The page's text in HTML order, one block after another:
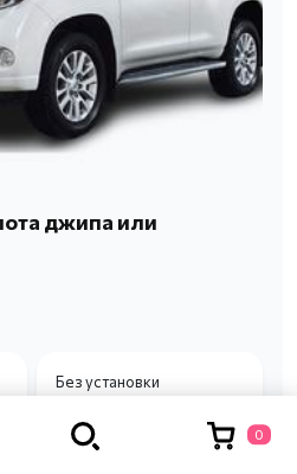
джипа или
Без установки
0